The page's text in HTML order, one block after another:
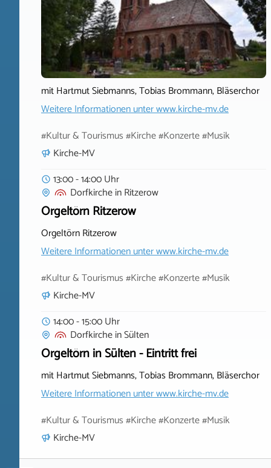
mit Hartmut Siebmanns, Tobias Brommann, Bläserchor
Weitere Informationen unterwww.kirche-mv.de
#Kultur & Tourismus #Kirche #Konzerte #Musik
Kirche-MV
13:00 - 14:00 Uhr
DorfkircheinRitzerow
Orgeltörn Ritzerow
Orgeltörn Ritzerow
Weitere Informationen unterwww.kirche-mv.de
#Kultur & Tourismus #Kirche #Konzerte #Musik
Kirche-MV
14:00 - 15:00 Uhr
DorfkircheinSülten
Orgeltörn in Sülten - Eintritt frei
mit Hartmut Siebmanns, Tobias Brommann, Bläserchor
Weitere Informationen unterwww.kirche-mv.de
#Kultur & Tourismus #Kirche #Konzerte #Musik
Kirche-MV